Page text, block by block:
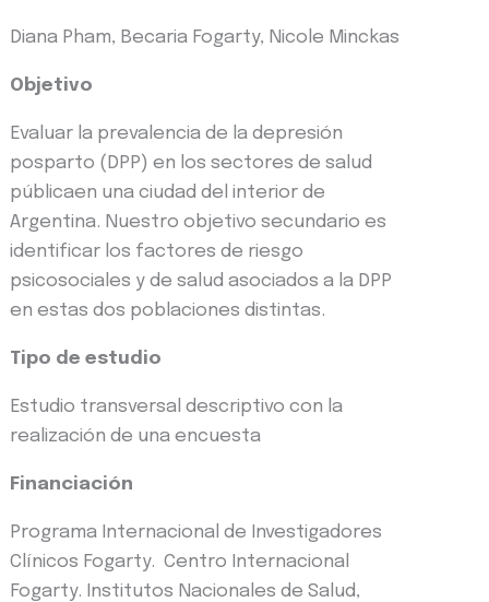
Diana Pham, Becaria Fogarty, Nicole Minckas
Objetivo
Evaluar la prevalencia de la depresión
posparto (DPP) en los sectores de salud
públicaen una ciudad del interior de
Argentina. Nuestro objetivo secundario es
identificar los factores de riesgo
psicosociales y de salud asociados a la DPP
en estas dos poblaciones distintas.
Tipo de estudio
Estudio transversal descriptivo con la
realización de una encuesta
Financiación
Programa Internacional de Investigadores
Clínicos Fogarty. Centro Internacional
Fogarty. Institutos Nacionales de Salud,